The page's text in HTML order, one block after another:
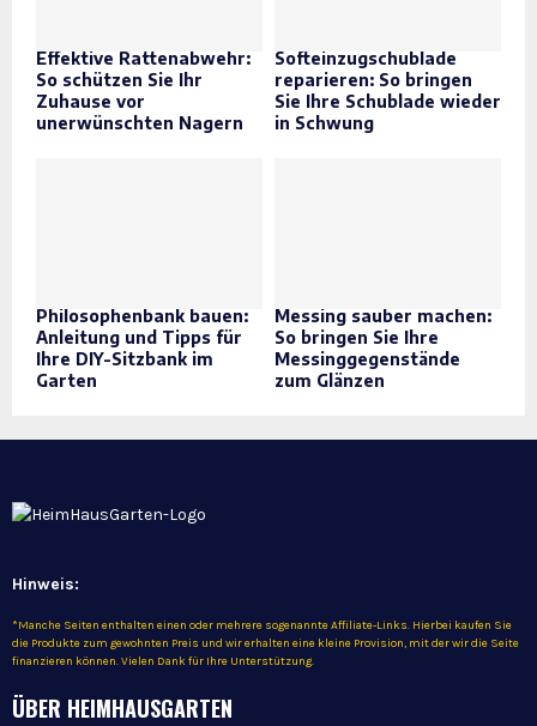
Effektive Rattenabwehr:
So schützen Sie Ihr
Zuhause vor
unerwünschten Nagern
Softeinzugschublade
reparieren: So bringen
Sie Ihre Schublade wieder
in Schwung
Philosophenbank bauen:
Anleitung und Tipps für
Ihre DIY-Sitzbank im
Garten
Messing sauber machen:
So bringen Sie Ihre
Messinggegenstände
zum Glänzen
Hinweis:
*Manche Seiten enthalten einen oder mehrere sogenannte Affiliate-Links. Hierbei kaufen Sie
die Produkte zum gewohnten Preis und wir erhalten eine kleine Provision, mit der wir die Seite
finanzieren können. Vielen Dank für Ihre Unterstützung.
ÜBER HEIMHAUSGARTEN